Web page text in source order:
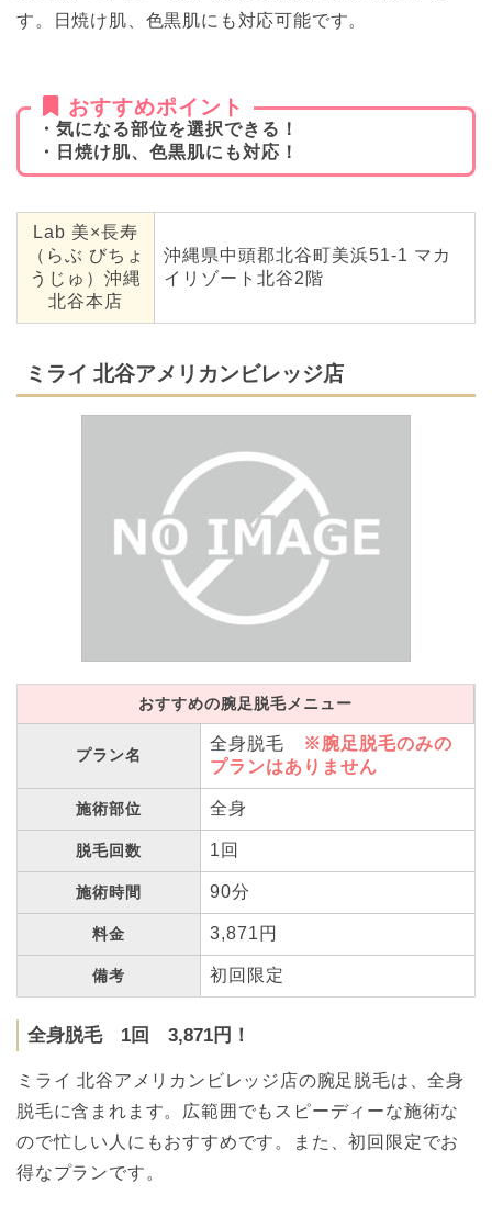
す。日焼け肌、色黒肌にも対応可能です。
おすすめポイント
・気になる部位を選択できる！
・日焼け肌、色黒肌にも対応！
Lab 美×長寿
（らぶ びちょ
うじゅ）沖縄
北谷本店
沖縄県中頭郡北谷町美浜51-1 マカ
イリゾート北谷2階
ミライ 北谷アメリカンビレッジ店
おすすめの腕足脱毛メニュー
プラン名
全身脱毛
※腕足脱毛のみの
プランはありません
施術部位 全身
脱毛回数 1回
施術時間 90分
料金 3,871円
備考 初回限定
全身脱毛 1回 3,871円！
ミライ 北谷アメリカンビレッジ店の腕足脱毛は、全身
脱毛に含まれます。広範囲でもスピーディーな施術な
ので忙しい人にもおすすめです。また、初回限定でお
得なプランです。